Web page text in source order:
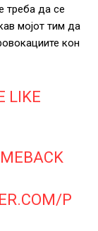
треба да се
мојот тим да
кон
LIKE
P